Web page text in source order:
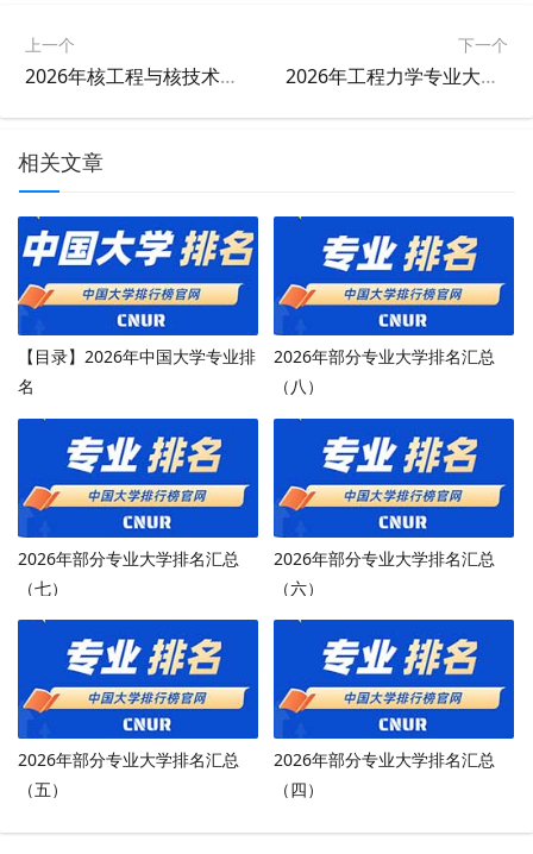
上一个
2026年核工程与核技术专业大学排名
下一个
2026年工程力学专业大学排名
相关文章
【目录】2026年中国大学专业排
名
2026年部分专业大学排名汇总
（八）
2026年部分专业大学排名汇总
（七）
2026年部分专业大学排名汇总
（六）
2026年部分专业大学排名汇总
（五）
2026年部分专业大学排名汇总
（四）